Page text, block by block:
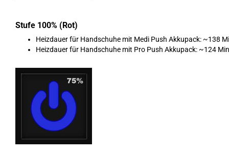
Stufe 100% (Rot)
Heizdauer für Handschuhe mit Medi Push Akkupack: ~138
Heizdauer für Handschuhe mit Pro Push Akkupack: ~124